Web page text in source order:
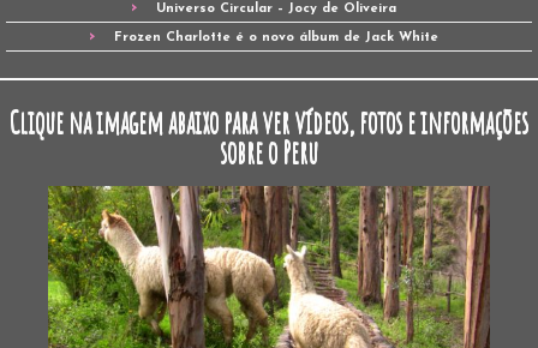
Universo Circular – Jocy de Oliveira
Frozen Charlotte é o novo álbum de Jack White
Clique na imagem abaixo para ver vídeos, fotos e informações
sobre o Peru